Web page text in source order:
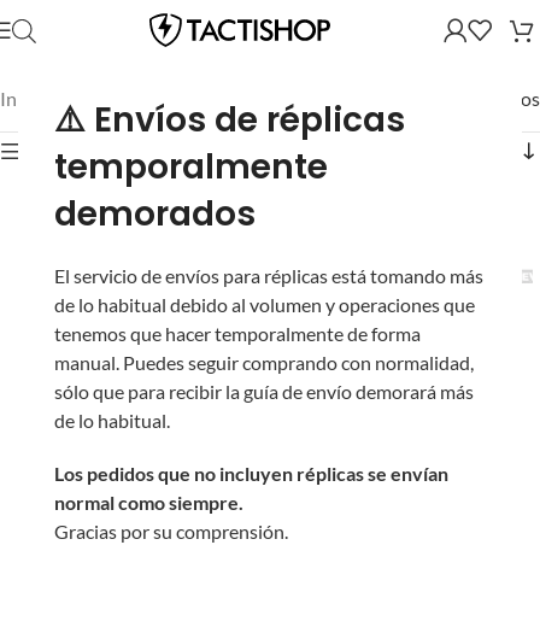
⚠️ Envíos de réplicas
temporalmente
demorados
El servicio de envíos para réplicas está tomando más
de lo habitual debido al volumen y operaciones que
tenemos que hacer temporalmente de forma
manual. Puedes seguir comprando con normalidad,
sólo que para recibir la guía de envío demorará más
de lo habitual.
Los pedidos que no incluyen réplicas se envían
normal como siempre.
Gracias por su comprensión.
Inicio Mostrando los 8 resultados
Mostrar filtros
Cargador Mid-Cap de
Avengers
Kill Flash / Protector
para Mira de 28 mm
Avengers